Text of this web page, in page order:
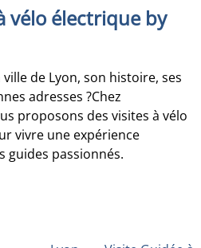
vélo électrique by
de Lyon, son histoire, ses
adresses ?Chez
proposons des visites à vélo
vivre une expérience
guides passionnés.